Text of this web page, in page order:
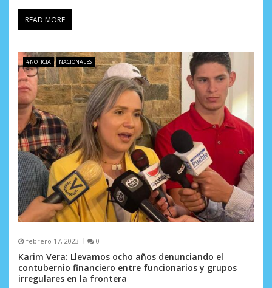
READ MORE
#NOTICIA NACIONALES
febrero 17, 2023 0
Karim Vera: Llevamos ocho años denunciando el
contubernio financiero entre funcionarios y grupos
irregulares en la frontera